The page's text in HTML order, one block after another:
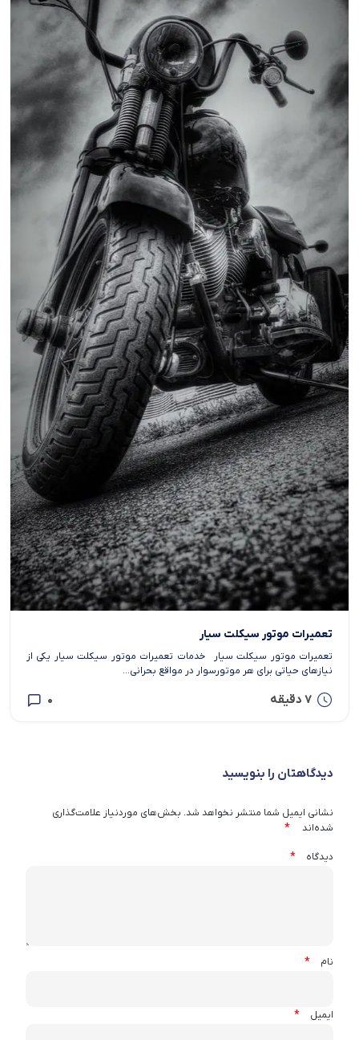
تعمیرات موتور سیکلت سیار
تعمیرات موتور سیکلت سیار خدمات تعمیرات موتور سیکلت سیار یکی از
نیازهای حیاتی برای هر موتورسوار در مواقع بحرانی...
7 دقیقه 0
دیدگاهتان را بنویسید
نشانی ایمیل شما منتشر نخواهد شد. بخش‌های موردنیاز علامت‌گذاری
شده‌اند
*
دیدگاه *
نام *
ایمیل *